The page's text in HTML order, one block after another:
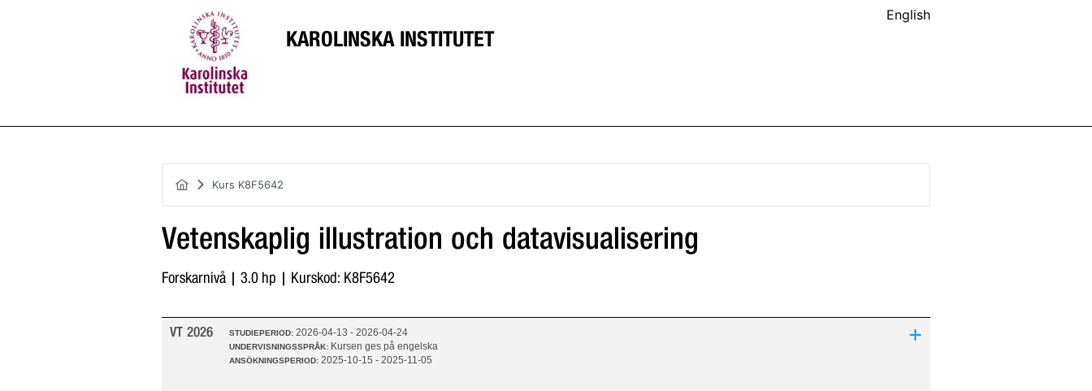
KAROLINSKA INSTITUTET
English
Kurs K8F5642
Vetenskaplig illustration och datavisualisering
Forskarnivå | 3.0 hp | Kurskod: K8F5642
VT 2026 STUDIEPERIOD:2026-04-13 - 2026-04-24
UNDERVISNINGSSPRÅK: Kursen ges på engelska
ANSÖKNINGSPERIOD:2025-10-15 - 2025-11-05
+